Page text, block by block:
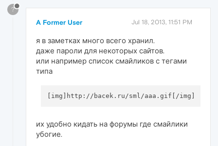
?
A Former User Jul 18, 2013, 11:51 PM
я в заметках много всего хранил.
даже пароли для некоторых сайтов.
или например список смайликов с тегами
типа
их удобно кидать на форумы где смайлики
убогие.